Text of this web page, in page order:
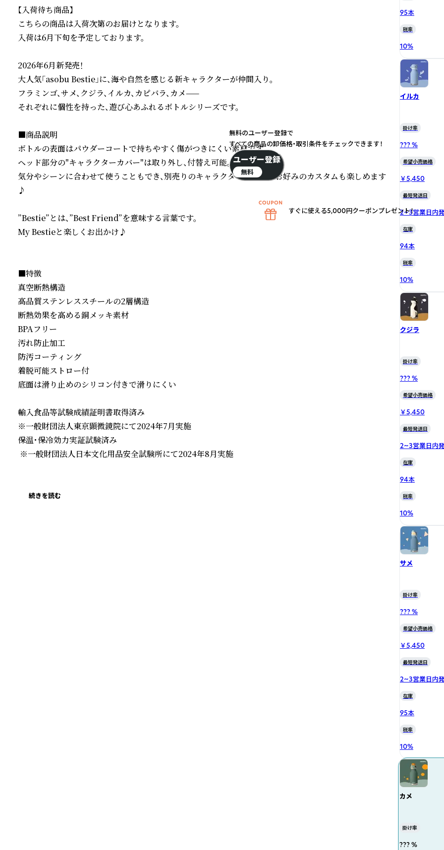
【入荷待ち商品】
こちらの商品は入荷次第のお届けとなります。
入荷は6月下旬を予定しております。
2026年6月新発売！
大人気「asobu Bestie」に、海や自然を感じる新キャラクターが仲間入り。
フラミンゴ、サメ、クジラ、イルカ、カピバラ、カメ——
それぞれに個性を持った、遊び心あふれるボトルシリーズです。
■商品説明
ボトルの表面はパウダーコートで持ちやすく傷がつきにくい素材です。
ヘッド部分の"キャラクターカバー"は取り外し、付替え可能。
気分やシーンに合わせて使うこともでき、別売りのキャラクターカバーでお好みのカスタムも楽しめます
♪
”Bestie”とは、”Best Friend”を意味する言葉です。
My Bestieと楽しくお出かけ♪
■特徴
真空断熱構造
高品質ステンレススチールの2層構造
断熱効果を高める銅メッキ素材
BPAフリー
汚れ防止加工
防汚コーティング
着脱可能ストロー付
底面は滑り止めのシリコン付きで滑りにくい
輸入食品等試験成績証明書取得済み
※一般財団法人東京顕微鏡院にて2024年7月実施
保温・保冷効力実証試験済み
※一般財団法人日本文化用品安全試験所にて2024年8月実施
続きを読む
95本
税率
10%
イルカ
掛け率
??? %
希望小売価格
￥5,450
最短発送日
2~3営業日内
在庫
94本
税率
10%
クジラ
掛け率
??? %
希望小売価格
￥5,450
最短発送日
2~3営業日内
在庫
94本
税率
10%
サメ
掛け率
??? %
希望小売価格
￥5,450
最短発送日
2~3営業日内
在庫
95本
税率
10%
カメ
掛け率
??? %
無料のユーザー登録で
すべての商品の卸価格・取引条件をチェックできます！
ユーザー登録
無料
すぐに使える5,000円クーポンプレゼント！